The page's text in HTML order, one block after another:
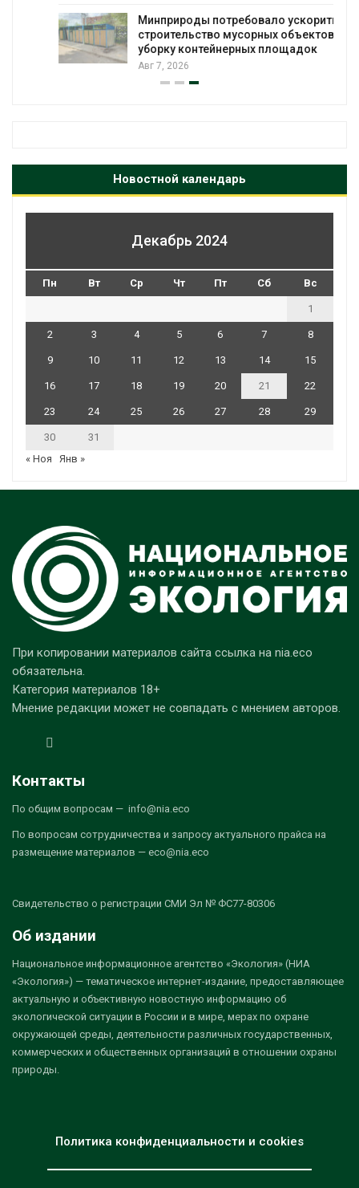
Минприроды потребовало ускорить
строительство мусорных объектов и
уборку контейнерных площадок
Авг 7, 2026
Новостной календарь
Декабрь 2024
Пн Вт Ср Чт Пт Сб Вс
1
2 3 4 5 6 7 8
9 10 11 12 13 14 15
16 17 18 19 20 21 22
23 24 25 26 27 28 29
30
31
« Ноя
Янв »
При копировании материалов сайта ссылка на nia.eco
обязательна.
Категория материалов 18+
Мнение редакции может не совпадать с мнением авторов.
Контакты
По общим вопросам — info@nia.eco
По вопросам сотрудничества и запросу актуального прайса на
размещение материалов — eco@nia.eco
Свидетельство о регистрации СМИ Эл № ФС77-80306
Об издании
Национальное информационное агентство «Экология» (НИА
«Экология») — тематическое интернет-издание, предоставляющее
актуальную и объективную новостную информацию об
экологической ситуации в России и в мире, мерах по охране
окружающей среды, деятельности различных государственных,
коммерческих и общественных организаций в отношении охраны
природы.
Политика конфиденциальности и cookies